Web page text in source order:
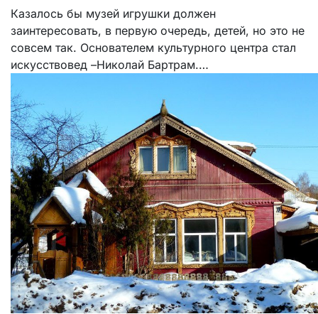
Казалось бы музей игрушки должен
заинтересовать, в первую очередь, детей, но это не
совсем так. Основателем культурного центра стал
искусствовед –Николай Бартрам.…